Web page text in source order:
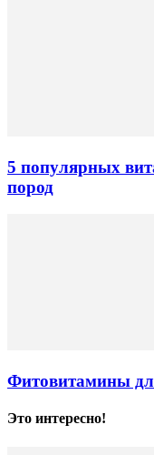
5 популярных
пород
Фитовитамины
Это интересно!